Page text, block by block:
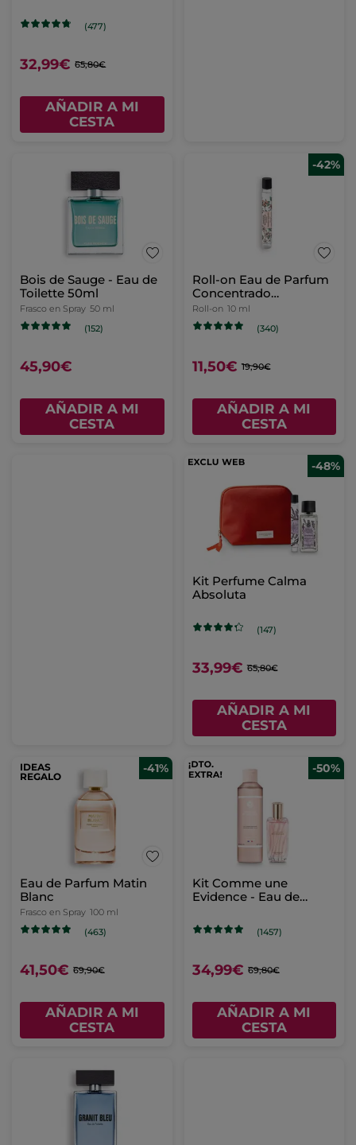
(477)
32,99€ 65,80€
AÑADIR A MI
CESTA
Bois de Sauge - Eau de
Toilette 50ml
Frasco en Spray 50 ml
(152)
45,90€
AÑADIR A MI
CESTA
-42%
Roll-on Eau de Parfum
Concentrado
Reconfortante
Roll-on 10 ml
(340)
11,50€ 19,90€
AÑADIR A MI
CESTA
-48%
Kit Perfume Calma
Absoluta
(147)
33,99€ 65,80€
AÑADIR A MI
CESTA
IDEAS
REGALO
-41%
Eau de Parfum Matin
Blanc
Frasco en Spray 100 ml
(463)
41,50€ 69,90€
AÑADIR A MI
CESTA
-50%
Kit Comme une
Evidence - Eau de
corporal perfumada
(1457)
34,99€ 69,80€
AÑADIR A MI
CESTA